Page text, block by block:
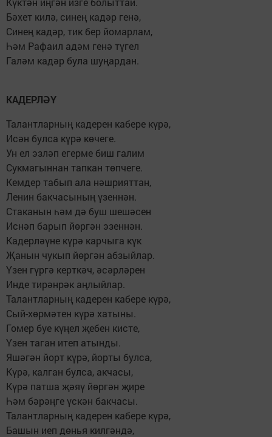
Бәхет килә, синең кадәр генә,
Синең кадәр, тик бер йомарлам,
Һәм Рафаил адәм генә түгел
Галәм кадәр була шуңардан.
КАДЕРЛӘҮ
Талантларның кадерен кабере күрә,
Исән булса күрә көчеге.
Ун ел эзләп егерме биш галим
Сукмагыннан тапкан төпчеге.
Кемдер табып ала нәшрияттан,
Ленин бакчасының үзеннән.
Стаканын һәм дә буш шешәсен
Иснәп барып йөргән эзеннән.
Кадерләүне күрә карчыга күк
Җанын чукып йөргән абзыйлар.
Үзен гүргә керткәч, әсәрләрен
Инде тирәнрәк аңлыйлар.
Талантларның кадерен кабере күрә,
Сый-хөрмәтен күрә хатыны.
Гомер буе күңел җебен кисте,
Үзен таган итеп атынды.
Яшәгән йорт күрә, йорты булса,
Күрә, калган булса, акчасы,
Күрә патша җәяү йөргән җире
Һәм бәрәңге үскән бакчасы.
Талантларның кадерен кабере күрә,
Башын иеп дөнья килгәндә,